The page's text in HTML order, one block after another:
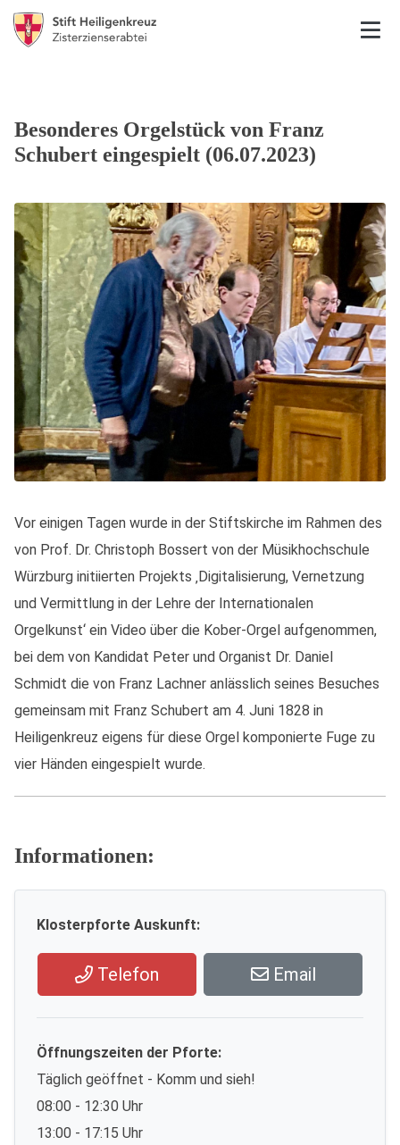
Besonderes Orgelstück von Franz
Schubert eingespielt (06.07.2023)
Vor einigen Tagen wurde in der Stiftskirche im Rahmen des
von Prof. Dr. Christoph Bossert von der Müsikhochschule
Würzburg initiierten Projekts ‚Digitalisierung, Vernetzung
und Vermittlung in der Lehre der Internationalen
Orgelkunst‘ ein Video über die Kober-Orgel aufgenommen,
bei dem von Kandidat Peter und Organist Dr. Daniel
Schmidt die von Franz Lachner anlässlich seines Besuches
gemeinsam mit Franz Schubert am 4. Juni 1828 in
Heiligenkreuz eigens für diese Orgel komponierte Fuge zu
vier Händen eingespielt wurde.
Informationen:
Klosterpforte Auskunft:
Telefon Email
Öffnungszeiten der Pforte:
Täglich geöffnet - Komm und sieh!
08:00 - 12:30 Uhr
13:00 - 17:15 Uhr